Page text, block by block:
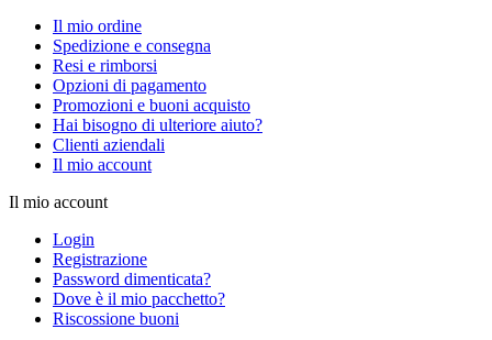
Il mio ordine
Spedizione e consegna
Resi e rimborsi
Opzioni di pagamento
Promozioni e buoni acquisto
Hai bisogno di ulteriore aiuto?
Clienti aziendali
Il mio account
Il mio account
Login
Registrazione
Password dimenticata?
Dove è il mio pacchetto?
Riscossione buoni